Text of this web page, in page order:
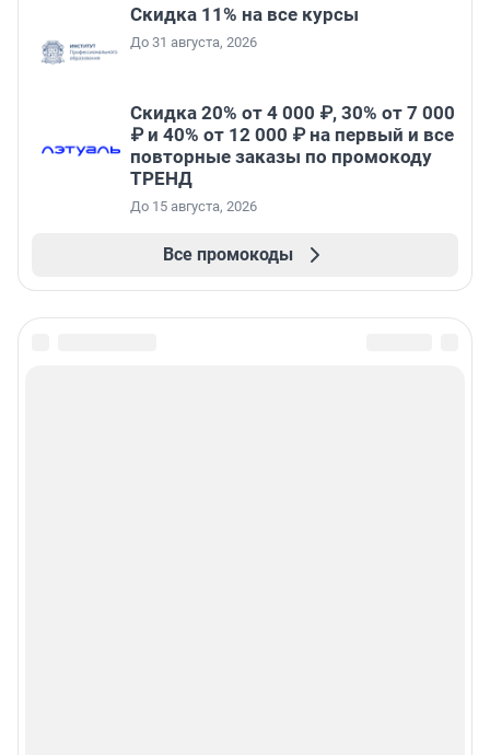
Скидка 11% на все курсы
До 31 августа, 2026
Скидка 20% от 4 000 ₽, 30% от 7 000
₽ и 40% от 12 000 ₽ на первый и все
повторные заказы по промокоду
ТРЕНД
До 15 августа, 2026
Все промокоды